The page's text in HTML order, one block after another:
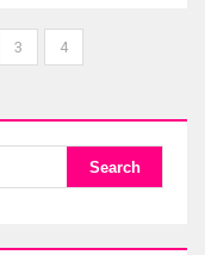
3 4